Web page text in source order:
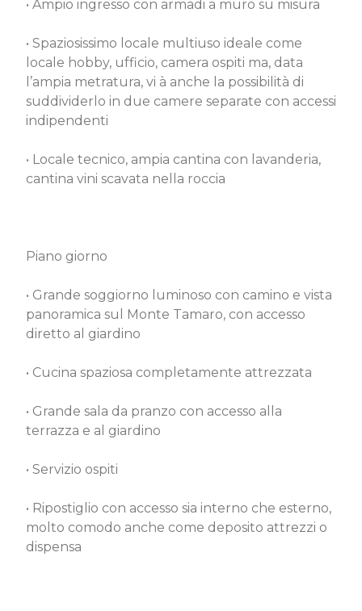
• Ampio ingresso con armadi a muro su misura
• Spaziosissimo locale multiuso ideale come
locale hobby, ufficio, camera ospiti ma, data
l’ampia metratura, vi à anche la possibilità di
suddividerlo in due camere separate con accessi
indipendenti
• Locale tecnico, ampia cantina con lavanderia,
cantina vini scavata nella roccia
Piano giorno
• Grande soggiorno luminoso con camino e vista
panoramica sul Monte Tamaro, con accesso
diretto al giardino
• Cucina spaziosa completamente attrezzata
• Grande sala da pranzo con accesso alla
terrazza e al giardino
• Servizio ospiti
• Ripostiglio con accesso sia interno che esterno,
molto comodo anche come deposito attrezzi o
dispensa